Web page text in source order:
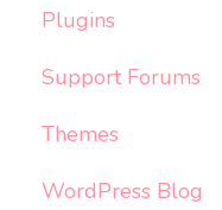
Plugins
Support Forums
Themes
WordPress Blog